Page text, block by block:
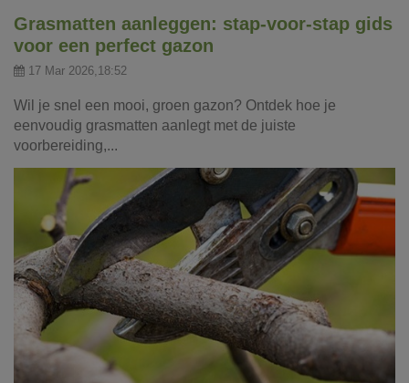
Grasmatten aanleggen: stap-voor-stap gids
voor een perfect gazon
17 Mar 2026,18:52
Wil je snel een mooi, groen gazon? Ontdek hoe je
eenvoudig grasmatten aanlegt met de juiste
voorbereiding,...